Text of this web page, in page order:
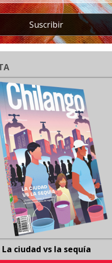
Suscribir
La ciudad vs la sequía